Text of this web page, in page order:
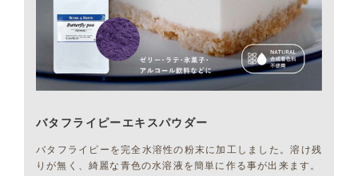
バタフライピーエキスパウダー
バタフライピーを完全水溶性の粉末に加工しました。溶け残
りが無く、綺麗な青色の水溶液を簡単に作る事が出来ます。